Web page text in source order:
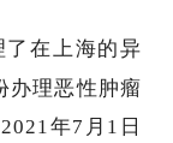
在上海的异
办理恶性肿瘤
年7月1日